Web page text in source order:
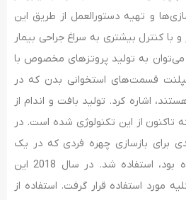
و تهیه دستورالعمل از طریق این
و با کنترل بیشتری به سراغ جراحی بیمار
می‌توان به تولید پروتزهای مخصوص با
قسمت‌های استخوانی بدن که در
اشاره کرد. تولید بافت و اندام از
تاکنون از این تکنولوژی شده است. در
سه‌بعدی برای بازسازی چهره فردی که در یک
حادثه تصادف شدیدی کرده بود، استفاده شد. در سال 2018 این
مورد استفاده قرار گرفت. استفاده از